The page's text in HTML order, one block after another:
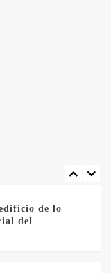
Blanca
con lluvias y
la provincia
en la tarde
de lo
del